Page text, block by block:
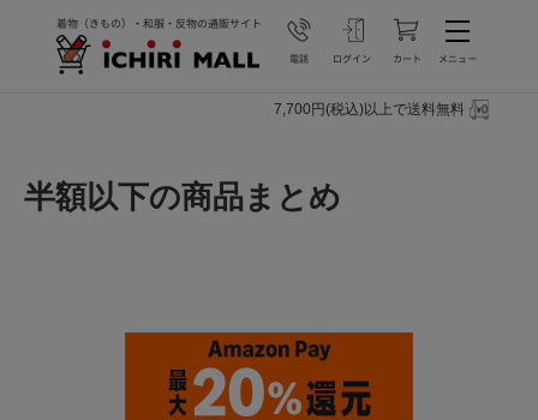
7,700円(税込)以上で送料無料
半額以下の商品まとめ